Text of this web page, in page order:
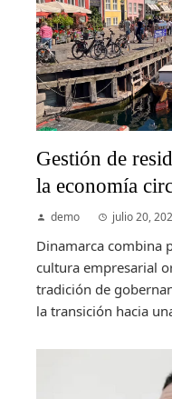
Gestión de
la economía
demo julio 20,
Dinamarca combina
cultura empresarial
tradición de
la transición hacia